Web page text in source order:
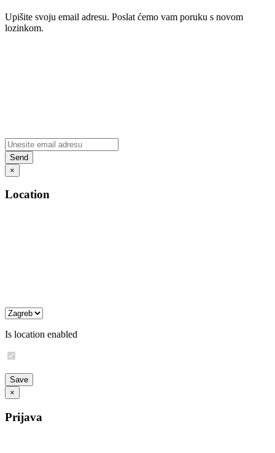
Upišite svoju email adresu. Poslat ćemo vam poruku s novom
lozinkom.
×
Location
Is location enabled
×
Prijava